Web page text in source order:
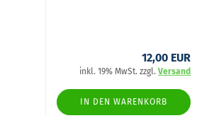
12,00 EUR
inkl. 19% MwSt. zzgl.Versand
IN DEN WARENKORB